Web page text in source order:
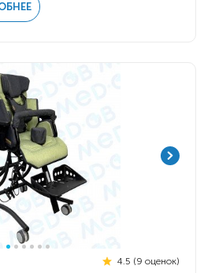
4.5 (9 оценок)